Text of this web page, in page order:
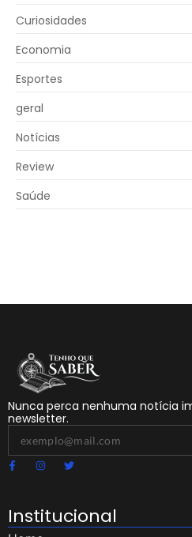
Curiosidades
Economia
Esportes
geral
Notícias
Review
Saúde
Nunca perca nenhuma notícia
newsletter.
Institucional